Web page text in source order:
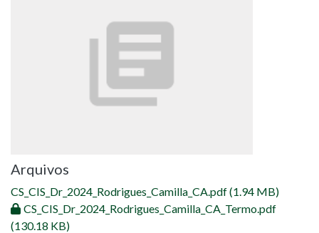
Arquivos
CS_CIS_Dr_2024_Rodrigues_Camilla_CA.pdf(1.94 MB)
CS_CIS_Dr_2024_Rodrigues_Camilla_CA_Termo.pdf
(130.18 KB)